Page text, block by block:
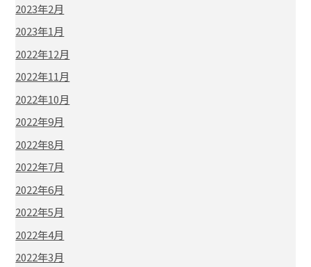
2023年2月
2023年1月
2022年12月
2022年11月
2022年10月
2022年9月
2022年8月
2022年7月
2022年6月
2022年5月
2022年4月
2022年3月